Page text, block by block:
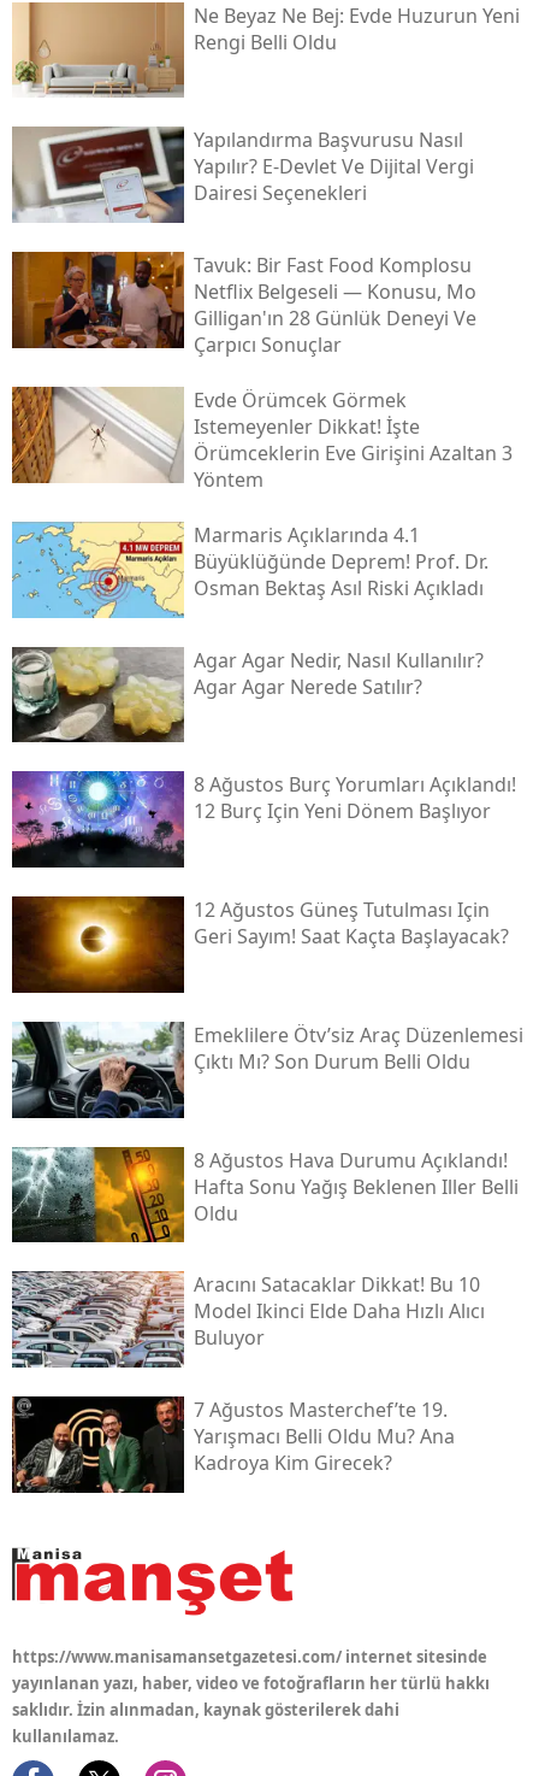
Ne Beyaz Ne Bej: Evde Huzurun Yeni
Rengi Belli Oldu
Yapılandırma Başvurusu Nasıl
Yapılır? E-Devlet Ve Dijital Vergi
Dairesi Seçenekleri
Tavuk: Bir Fast Food Komplosu
Netflix Belgeseli — Konusu, Mo
Gilligan'ın 28 Günlük Deneyi Ve
Çarpıcı Sonuçlar
Evde Örümcek Görmek
Istemeyenler Dikkat! İşte
Örümceklerin Eve Girişini Azaltan 3
Yöntem
Marmaris Açıklarında 4.1
Büyüklüğünde Deprem! Prof. Dr.
Osman Bektaş Asıl Riski Açıkladı
Agar Agar Nedir, Nasıl Kullanılır?
Agar Agar Nerede Satılır?
8 Ağustos Burç Yorumları Açıklandı!
12 Burç Için Yeni Dönem Başlıyor
12 Ağustos Güneş Tutulması Için
Geri Sayım! Saat Kaçta Başlayacak?
Emeklilere Ötv’siz Araç Düzenlemesi
Çıktı Mı? Son Durum Belli Oldu
8 Ağustos Hava Durumu Açıklandı!
Hafta Sonu Yağış Beklenen Iller Belli
Oldu
Aracını Satacaklar Dikkat! Bu 10
Model Ikinci Elde Daha Hızlı Alıcı
Buluyor
7 Ağustos Masterchef’te 19.
Yarışmacı Belli Oldu Mu? Ana
Kadroya Kim Girecek?
https://www.manisamansetgazetesi.com/ internet sitesinde
yayınlanan yazı, haber, video ve fotoğrafların her türlü hakkı
saklıdır. İzin alınmadan, kaynak gösterilerek dahi
kullanılamaz.